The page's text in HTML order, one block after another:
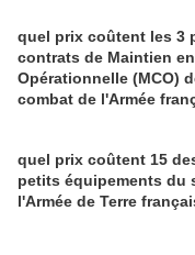
quel prix coûtent les 3
contrats de Maintien
Opérationnelle (MCO)
combat de l'Armée
quel prix coûtent 15
petits équipements du
l'Armée de Terre